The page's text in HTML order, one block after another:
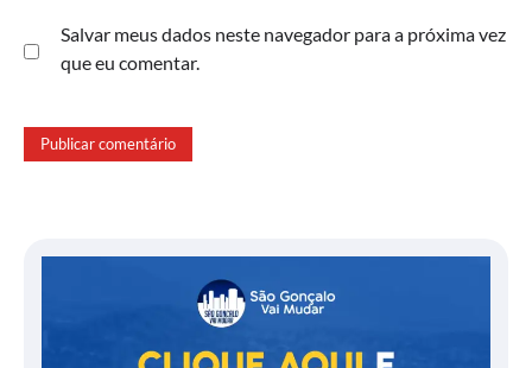
Salvar meus dados neste navegador para a próxima vez
que eu comentar.